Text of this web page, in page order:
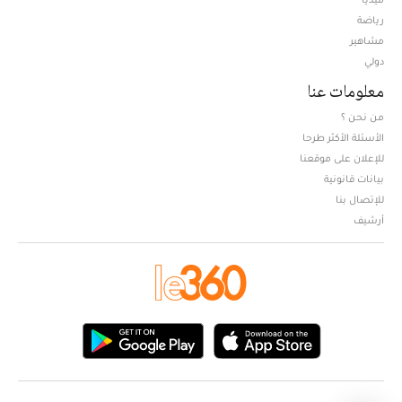
رياضة
مشاهير
دولي
معلومات عنا
من نحن ؟
الأسئلة الأكثر طرحا
للإعلان على موقعنا
بيانات قانونية
للإتصال بنا
أرشيف